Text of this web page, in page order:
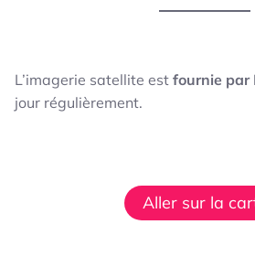
L’imagerie satellite est fournie par
jour régulièrement.
Aller sur la